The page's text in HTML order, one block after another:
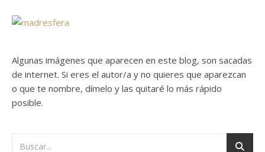
Algunas imágenes que aparecen en este blog, son sacadas
de internet. Si eres el autor/a y no quieres que aparezcan
o que te nombre, dímelo y las quitaré lo más rápido
posible.